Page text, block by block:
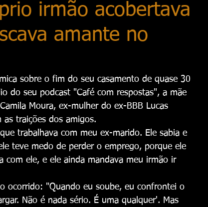
irmão acobertava
amante no
sobre o fim do seu casamento de quase 30
do seu podcast "Café com respostas", a mãe
Moura, ex-mulher do ex-BBB Lucas
as traições dos amigos.
trabalhava com meu ex-marido. Ele sabia e
teve medo de perder o emprego, porque ele
ele, e ele ainda mandava meu irmão ir
ocorrido: "Quando eu soube, eu confrontei o
Não é nada sério. É uma qualquer'. Mas